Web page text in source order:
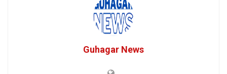
Guhagar News